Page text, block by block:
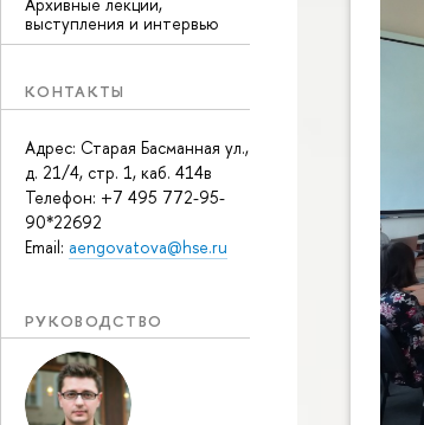
выступления и интервью
КОНТАКТЫ
Адрес: Старая Басманная ул.,
д. 21/4, стр. 1, каб. 414в
Телефон: +7 495 772-95-
90*22692
Email: aengovatova@hse.ru
РУКОВОДСТВО